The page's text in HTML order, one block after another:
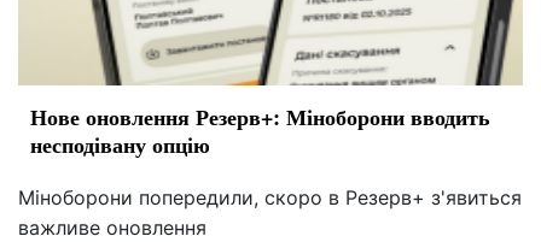
Нове оновлення Резерв+: Міноборони вводить
несподівану опцію
Міноборони попередили, скоро в Резерв+ з'явиться
важливе оновлення